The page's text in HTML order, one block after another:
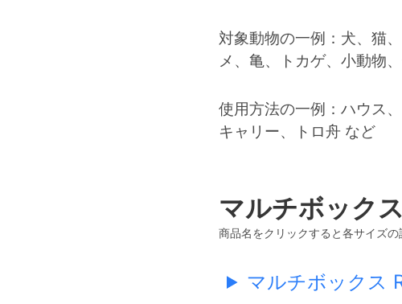
対象動物の一例：犬、猫
メ、亀、トカゲ、小動物
使用方法の一例：ハウス
キャリー、トロ舟 など
マルチボック
商品名をクリックすると各サイズの
マルチボックス